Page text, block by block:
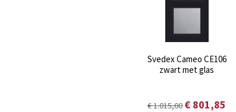
Svedex Cameo CE106
zwart met glas
€ 1.015,00 € 801,85